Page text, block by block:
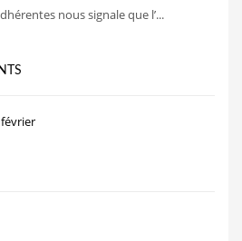
nous signale que l’...